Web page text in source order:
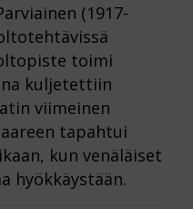
(1917-
toimi
kuljetettiin
viimeinen
tapahtui
kun venäläiset
hyökkäystään.